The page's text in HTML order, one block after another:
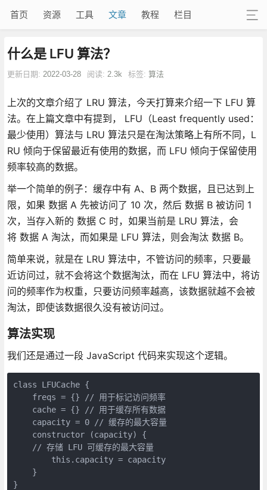
首页 资源 工具 文章 教程 栏目
什么是 LFU 算法？
更新日期: 2022-03-28 阅读: 2.3k 标签: 算法
上次的文章介绍了 LRU 算法，今天打算来介绍一下 LFU 算
法。在上篇文章中有提到， LFU（Least frequently used：
最少使用）算法与 LRU 算法只是在淘汰策略上有所不同，L
RU 倾向于保留最近有使用的数据，而 LFU 倾向于保留使用
频率较高的数据。
举一个简单的例子：缓存中有 A、B 两个数据，且已达到上
限，如果 数据 A 先被访问了 10 次，然后 数据 B 被访问 1
次，当存入新的 数据 C 时，如果当前是 LRU 算法，会
将 数据 A 淘汰，而如果是 LFU 算法，则会淘汰 数据 B。
简单来说，就是在 LRU 算法中，不管访问的频率，只要最
近访问过，就不会将这个数据淘汰，而在 LFU 算法中，将访
问的频率作为权重，只要访问频率越高，该数据就越不会被
淘汰，即使该数据很久没有被访问过。
算法实现
我们还是通过一段 JavaScript 代码来实现这个逻辑。
class LFUCache {
    freqs = {} // 用于标记访问频率
    cache = {} // 用于缓存所有数据
    capacity = 0 // 缓存的最大容量
    constructor (capacity) {
    // 存储 LFU 可缓存的最大容量
        this.capacity = capacity
    }
}